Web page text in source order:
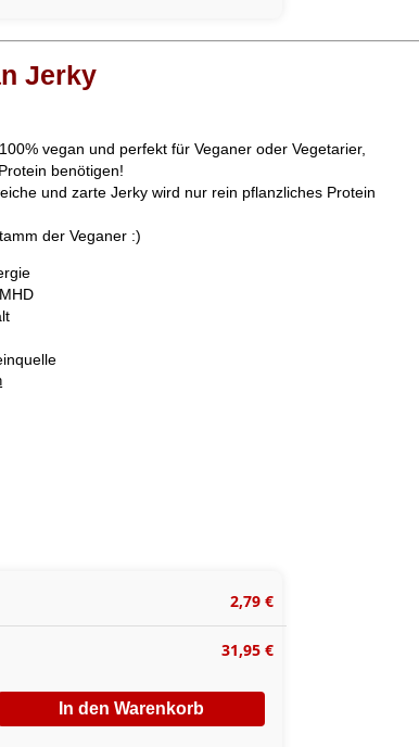
Jerky
vegan und perfekt für Veganer oder Vegetarier,
benötigen!
und zarte Jerky wird nur rein pflanzliches Protein
der Veganer :)
2,79 €
31,95 €
In den Warenkorb